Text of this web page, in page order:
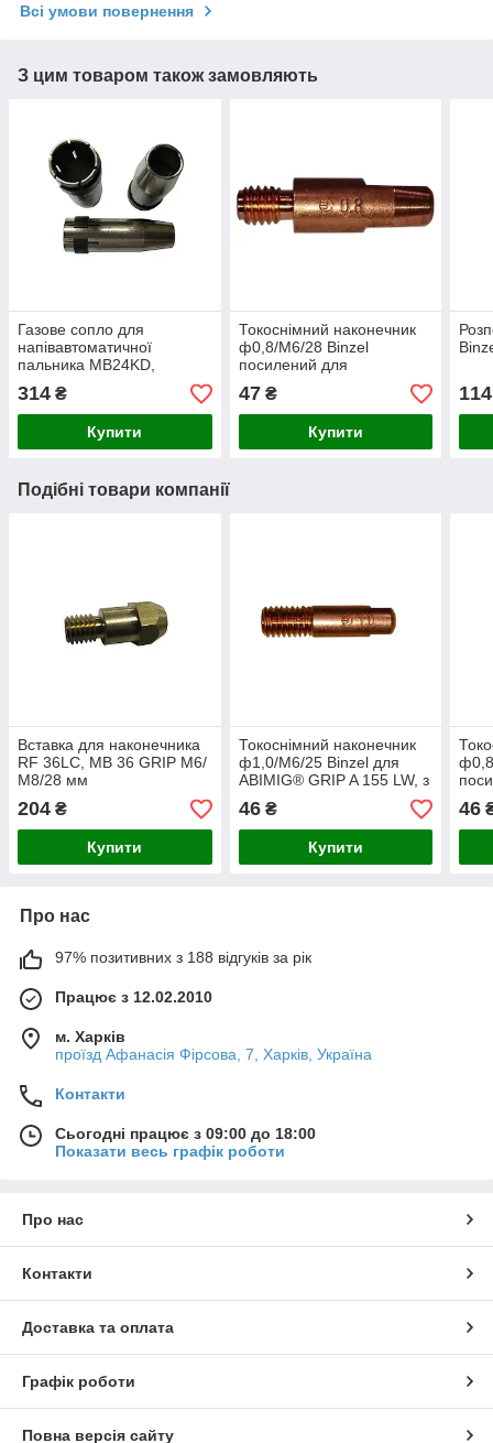
Всі умови повернення
З цим товаром також замовляють
Газове сопло для
напівавтоматичної
пальника MB24KD,
BINZEL
314 ₴
Купити
Токоснімний наконечник
ф0,8/М6/28 Binzel
посилений для
зварювальних
напівавтоматів
47₴
Купити
114
Подібні товари компанії
Вставка для наконечника
RF 36LC, MB 36 GRIP M6/
М8/28 мм
204 ₴
Купити
Токоснімний наконечник
ф1,0/М6/25 Binzel для
ABIMIG® GRIP A 155 LW, з
46₴
Купити
LW
46
Про нас
97% позитивних з 188 відгуків за рік
Працює з 12.02.2010
м. Харків
проїзд Афанасія Фірсова, 7, Харків, Україна
Контакти
Сьогодні працює з 09:00 до 18:00
Показати весь графік роботи
Про нас
Контакти
Доставка та оплата
Графік роботи
Повна версія сайту